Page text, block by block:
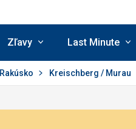
Zľavy Last Minute
Rakúsko Kreischberg / Murau